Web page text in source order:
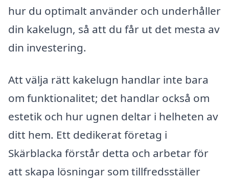
hur du optimalt använder och underhåller
din kakelugn, så att du får ut det mesta av
din investering.
Att välja rätt kakelugn handlar inte bara
om funktionalitet; det handlar också om
estetik och hur ugnen deltar i helheten av
ditt hem. Ett dedikerat företag i
Skärblacka förstår detta och arbetar för
att skapa lösningar som tillfredsställer